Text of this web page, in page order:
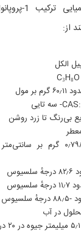
الکل
مول
بی‌رنگ تا زرد روشن
در آب